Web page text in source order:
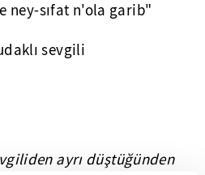
ney-sıfat n'ola garib"
sevgili
ayrı düştüğünden